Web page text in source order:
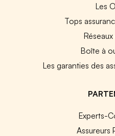
Les
Tops
Boîte à
Les garanties des
Experts-
Assureurs